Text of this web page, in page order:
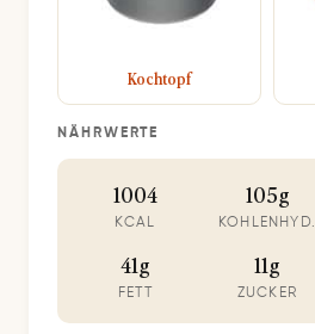
Kochtopf
NÄHRWERTE
1004
KCAL
105g
KOHLENHYD.
41g
FETT
11g
ZUCKER